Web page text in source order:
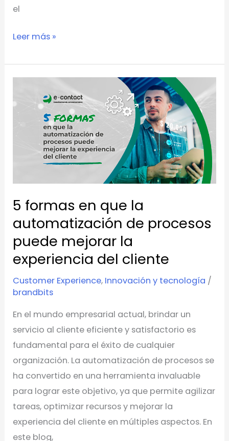
el
Leer más »
5 formas en que la
automatización de procesos
puede mejorar la
experiencia del cliente
Customer Experience, Innovación y tecnología /
brandbits
En el mundo empresarial actual, brindar un
servicio al cliente eficiente y satisfactorio es
fundamental para el éxito de cualquier
organización. La automatización de procesos se
ha convertido en una herramienta invaluable
para lograr este objetivo, ya que permite agilizar
tareas, optimizar recursos y mejorar la
experiencia del cliente en múltiples aspectos. En
este blog,
formas
en
automatización
puede
mejorar
la
experiencia
del
cliente